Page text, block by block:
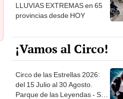
LLUVIAS EXTREMAS en 65
provincias desde HOY
¡Vamos al Circo!
Circo de las Estrellas 2026:
del 15 Julio al 30 Agosto.
Parque de las Leyendas - San